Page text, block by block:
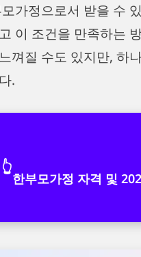
가정으로서 받을 수
이 조건을 만족하는
껴질 수도 있지만, 하
.
👆
한부모가정 자격 및